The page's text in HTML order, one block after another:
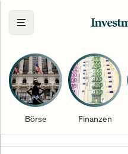
Börse Finanzen